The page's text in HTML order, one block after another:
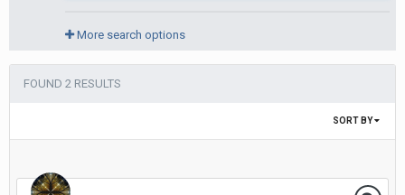
More search options
FOUND 2 RESULTS
SORT BY